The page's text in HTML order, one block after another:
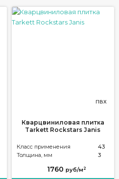
ПВХ
Кварцвиниловая плитка
Tarkett Rockstars Janis
Класс применения
43
Толщина, мм
3
1760 руб/м 2